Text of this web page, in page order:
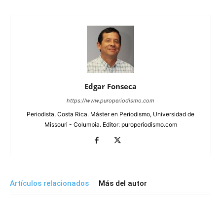
Edgar Fonseca
https://www.puroperiodismo.com
Periodista, Costa Rica. Máster en Periodismo, Universidad de
Missouri - Columbia. Editor: puroperiodismo.com
Artículos relacionados Más del autor